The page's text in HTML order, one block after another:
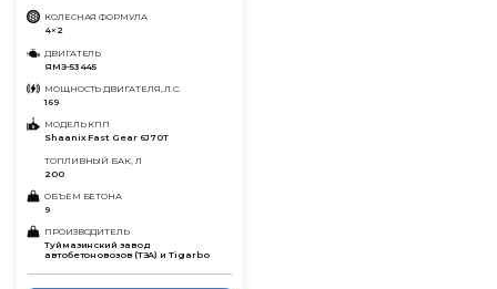
КОЛЕСНАЯ ФОРМУЛА
4×2
ДВИГАТЕЛЬ
ЯМЗ-53445
МОЩНОСТЬ ДВИГАТЕЛЯ, Л.С.
169
МОДЕЛЬ КПП
Shaanix Fast Gear 6J70T
ТОПЛИВНЫЙ БАК, Л
200
ОБЪЕМ БЕТОНА
9
ПРОИЗВОДИТЕЛЬ
Туймазинский завод
автобетоновозов (ТЗА) и Tigarbo